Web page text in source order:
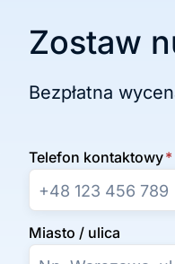
Zostaw
Bezpłatna
Telefon kontaktowy*
Miasto / ulica